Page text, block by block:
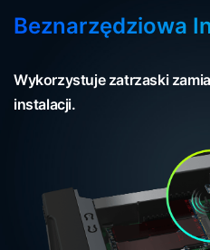
Beznarzędziowa
Wykorzystuje zatrzaski
instalacji.